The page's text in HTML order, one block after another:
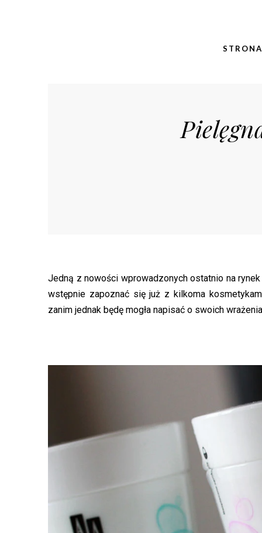
Jedną z nowości wprowadzonych ostatnio na
wstępnie zapoznać się już z kilkoma
zanim jednak będę mogła napisać o swoich